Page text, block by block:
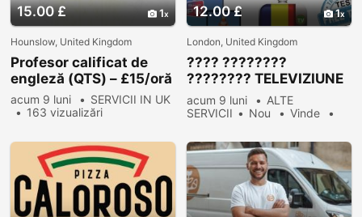
15.00 £ 1
Hounslow, United Kingdom
Profesor calificat de
engleză (QTS) – £15/oră
acum 9 luni
SERVICII IN UK
163 vizualizări
12.00 £ 1
London, United Kingdom
???? ????????
???????? TELEVIZIUNE
ROMANEASCA
???????? ????????
acum 9 luni
ALTE
SERVICII
Nou
Vinde